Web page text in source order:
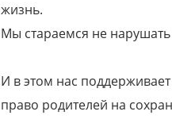
жизнь.
Мы стараемся не
И в этом нас
право родителей на